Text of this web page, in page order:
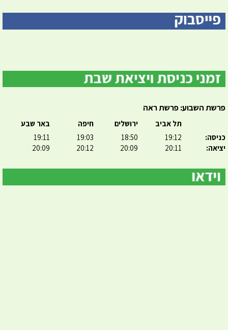
פרשת השבוע: פרשת ראה
כניסה:
יציאה:
תל אביב
19:12
20:11
ירושלים
18:50
20:09
חיפה
19:03
20:12
באר שבע
19:11
20:09